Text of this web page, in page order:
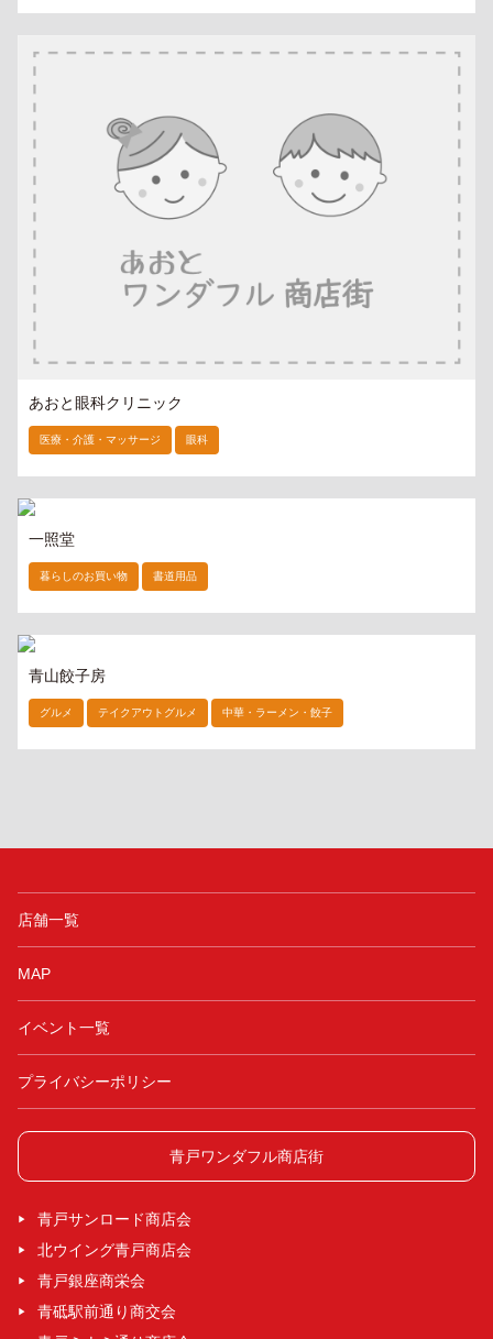
あおと眼科クリニック
医療・介護・マッサージ 眼科
一照堂
暮らしのお買い物 書道用品
青山餃子房
グルメ テイクアウトグルメ 中華・ラーメン・餃子
店舗一覧
MAP
イベント一覧
プライバシーポリシー
青戸ワンダフル商店街
青戸サンロード商店会
北ウイング青戸商店会
青戸銀座商栄会
青砥駅前通り商交会